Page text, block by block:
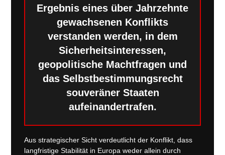
Ergebnis eines über Jahrzehnte
gewachsenen Konflikts
verstanden werden, in dem
Sicherheitsinteressen,
geopolitische Machtfragen und
das Selbstbestimmungsrecht
souveräner Staaten
aufeinandertrafen.
Aus strategischer Sicht verdeutlicht der Konflikt, dass
langfristige Stabilität in Europa weder allein durch